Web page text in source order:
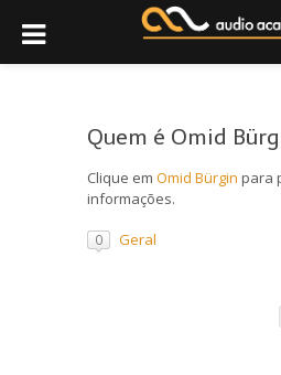
Quem é Omid
Clique em Omid Bürgin para
informações.
0 Geral